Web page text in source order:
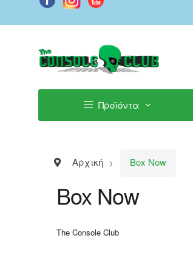
Προϊόντα
Αρχική Box Now
Box Now
The Console Club